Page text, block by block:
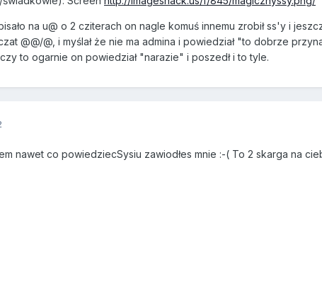
na u@ o 2 cziterach on nagle komuś innemu zrobił ss'y i
@@/@, i myślał że nie ma admina i powiedział "to dobrze
to ogarnie on powiedział "narazie" i poszedł i to tyle.
nawet co powiedziecSysiu zawiodłes mnie :-( To 2 skarga na